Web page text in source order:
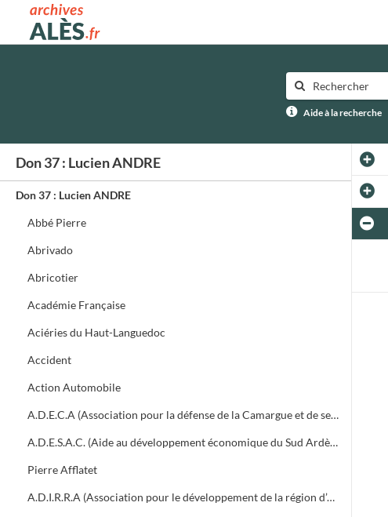
Archives municipales d'Alès
Aide à la recherche
Don 37 : Lucien ANDRE
Don 37 : Lucien ANDRE
Abbé Pierre
Abrivado
Abricotier
Académie Française
Aciéries du Haut-Languedoc
Accident
Action Automobile
A.D.E.C.A (Association pour la défense de la Camargue et de ses traditions)
A.D.E.S.A.C. (Aide au développement économique du Sud Ardèche et des Cévennes)
Pierre Afflatet
A.D.I.R.R.A (Association pour le développement de la région d’Alès)